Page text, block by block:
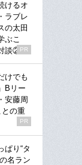
けるオ
ラブレ
の太田
ぶこ
談②》
PR
けでも
Bリー
安藤周
との重
PR
ぱり“タ
名ラン